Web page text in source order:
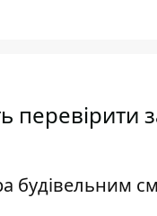
перевірити
будівельним